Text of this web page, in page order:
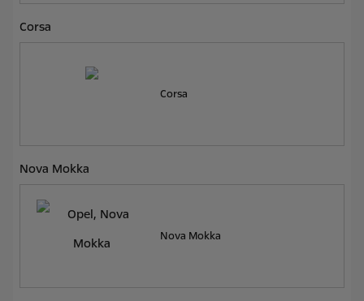
Corsa
Corsa
Nova Mokka
Nova Mokka